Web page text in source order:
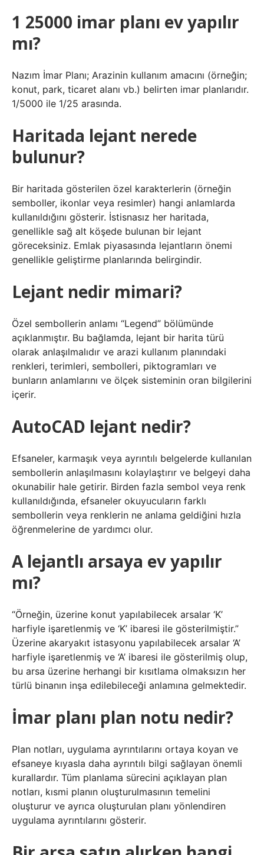
1 25000 imar planı ev yapılır
mı?
Nazım İmar Planı; Arazinin kullanım amacını (örneğin;
konut, park, ticaret alanı vb.) belirten imar planlarıdır.
1/5000 ile 1/25 arasında.
Haritada lejant nerede
bulunur?
Bir haritada gösterilen özel karakterlerin (örneğin
semboller, ikonlar veya resimler) hangi anlamlarda
kullanıldığını gösterir. İstisnasız her haritada,
genellikle sağ alt köşede bulunan bir lejant
göreceksiniz. Emlak piyasasında lejantların önemi
genellikle geliştirme planlarında belirgindir.
Lejant nedir mimari?
Özel sembollerin anlamı “Legend” bölümünde
açıklanmıştır. Bu bağlamda, lejant bir harita türü
olarak anlaşılmalıdır ve arazi kullanım planındaki
renkleri, terimleri, sembolleri, piktogramları ve
bunların anlamlarını ve ölçek sisteminin oran bilgilerini
içerir.
AutoCAD lejant nedir?
Efsaneler, karmaşık veya ayrıntılı belgelerde kullanılan
sembollerin anlaşılmasını kolaylaştırır ve belgeyi daha
okunabilir hale getirir. Birden fazla sembol veya renk
kullanıldığında, efsaneler okuyucuların farklı
sembollerin veya renklerin ne anlama geldiğini hızla
öğrenmelerine de yardımcı olur.
A lejantlı arsaya ev yapılır
mı?
“Örneğin, üzerine konut yapılabilecek arsalar ‘K’
harfiyle işaretlenmiş ve ‘K’ ibaresi ile gösterilmiştir.”
Üzerine akaryakıt istasyonu yapılabilecek arsalar ‘A’
harfiyle işaretlenmiş ve ‘A’ ibaresi ile gösterilmiş olup,
bu arsa üzerine herhangi bir kısıtlama olmaksızın her
türlü binanın inşa edilebileceği anlamına gelmektedir.
İmar planı plan notu nedir?
Plan notları, uygulama ayrıntılarını ortaya koyan ve
efsaneye kıyasla daha ayrıntılı bilgi sağlayan önemli
kurallardır. Tüm planlama sürecini açıklayan plan
notları, kısmi planın oluşturulmasının temelini
oluşturur ve ayrıca oluşturulan planı yönlendiren
uygulama ayrıntılarını gösterir.